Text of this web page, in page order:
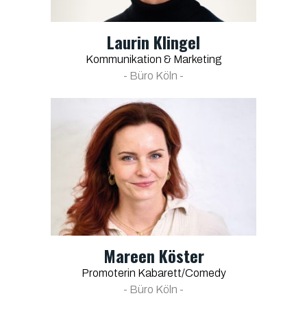
Laurin Klingel
Kommunikation & Marketing
- Büro Köln -
Mareen Köster
Promoterin Kabarett/Comedy
- Büro Köln -